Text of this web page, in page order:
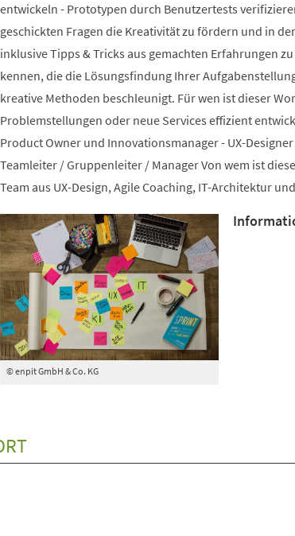
entwickeln - Prototypen durch Benutzertests
geschickten Fragen die Kreativität zu fördern und in
inklusive Tipps & Tricks aus gemachten Erfahrungen
kennen, die die Lösungsfindung Ihrer
kreative Methoden beschleunigt. Für wen ist dieser
Problemstellungen oder neue Services effizient
Product Owner und Innovationsmanager - UX-
Teamleiter / Gruppenleiter / Manager Von wem ist
Team aus UX-Design, Agile Coaching, IT-Architektur
© enpit GmbH & Co. KG